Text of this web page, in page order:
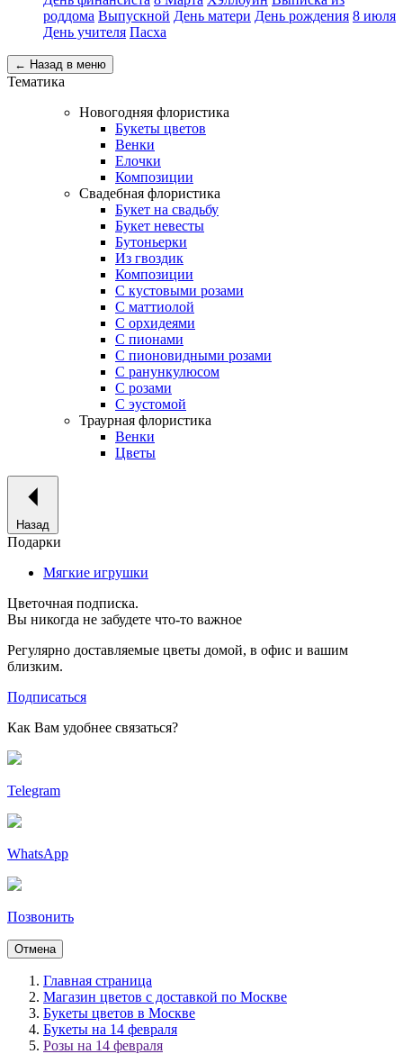
роддома Выпускной День матери День рождения 8 июля
День учителя Пасха
← Назад в меню
Тематика
Новогодняя флористика
Букеты цветов
Венки
Елочки
Композиции
Свадебная флористика
Букет на свадьбу
Букет невесты
Бутоньерки
Из гвоздик
Композиции
С кустовыми розами
С маттиолой
С орхидеями
С пионами
С пионовидными розами
С ранункулюсом
С розами
С эустомой
Траурная флористика
Венки
Цветы
Назад
Подарки
Мягкие игрушки
Цветочная подписка.
Вы никогда не забудете что-то важное
Регулярно доставляемые цветы домой, в офис и вашим
близким.
Подписаться
Как Вам удобнее связаться?
Telegram
WhatsApp
Позвонить
Отмена
Главная страница
Магазин цветов с доставкой по Москве
Букеты цветов в Москве
Букеты на 14 февраля
Розы на 14 февраля